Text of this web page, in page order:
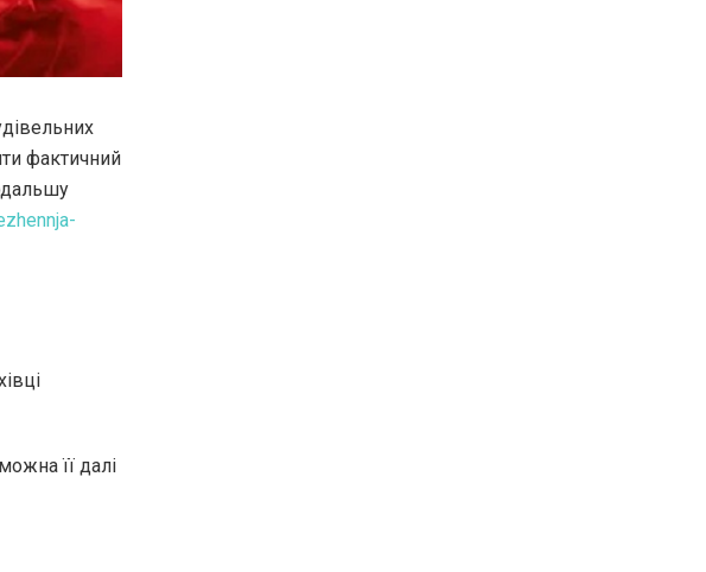
фактичний
її далі